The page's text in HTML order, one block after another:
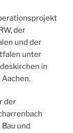
der
und der
unter
in
der
und